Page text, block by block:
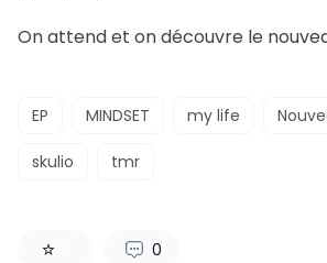
On attend et on découvre le
EP MINDSET my life
skulio tmr
0